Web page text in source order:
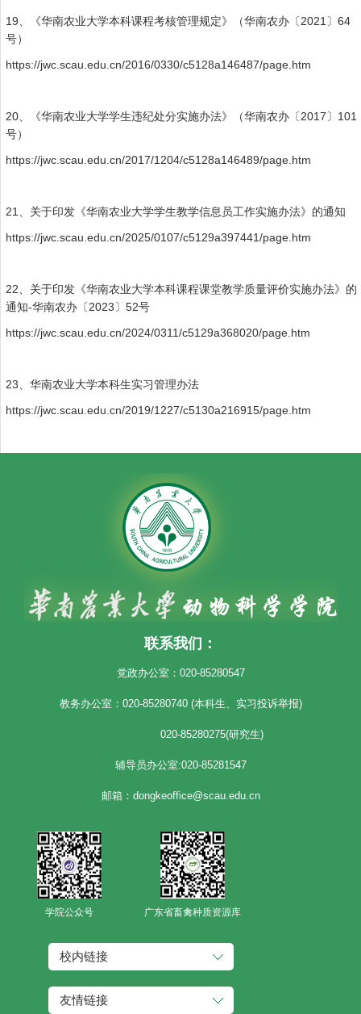
19、《华南农业大学本科课程考核管理规定》（华南农办〔2021〕64
号）
https://jwc.scau.edu.cn/2016/0330/c5128a146487/page.htm
20、
《华南农业大学学生违纪处分实施办法》（华南农办〔2017〕101
号）
https://jwc.scau.edu.cn/2017/1204/c5128a146489/page.htm
21、 关于印发《华南农业大学学生教学信息员工作实施办法》的通知
https://jwc.scau.edu.cn/2025/0107/c5129a397441/page.htm
22、关于印发《华南农业大学本科课程课堂教学质量评价实施办法》的
通知-华南农办〔2023〕52号
https://jwc.scau.edu.cn/2024/0311/c5129a368020/page.htm
23、华南农业大学本科生实习管理办法
https://jwc.scau.edu.cn/2019/1227/c5130a216915/page.htm
联系我们：
党政办公室：020-85280547
教务办公室：020-85280740 (本科生、实习投诉举报)
020-85280275(研究生)
辅导员办公室:020-85281547
邮箱：dongkeoffice@scau.edu.cn
学院公众号 广东省畜禽种质资源库
校内链接
友情链接